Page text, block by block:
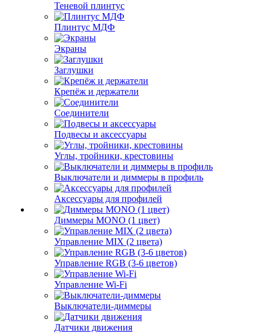
Теневой плинтус
Плинтус МДФ
Экраны
Заглушки
Крепёж и держатели
Соединители
Подвесы и аксессуары
Углы, тройники, крестовины
Выключатели и диммеры в профиль
Аксессуары для профилей
Диммеры MONO (1 цвет)
Управление MIX (2 цвета)
Управление RGB (3-6 цветов)
Управление Wi-Fi
Выключатели-диммеры
Датчики движения